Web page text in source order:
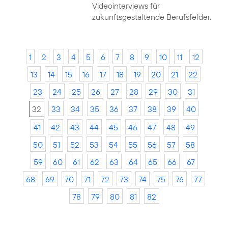
Videointerviews für
zukunftsgestaltende Berufsfelder.
1 2 3 4 5 6 7 8 9 10 11
12
13
14 15 16 17 18 19 20 21
22
23
24 25 26 27 28 29 30
31
32
33 34 35 36 37 38 39
40
41
42 43 44 45 46 47 48
49
50
51 52 53 54 55 56 57
58
59
60 61 62 63 64 65 66
67
68
69 70 71 72 73 74 75 76
77
78
79 80 81 82